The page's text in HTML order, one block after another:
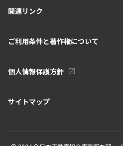
関連リンク
ご利用条件と著作権について
個人情報保護方針
サイトマップ